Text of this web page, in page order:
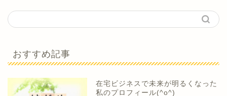
おすすめ記事
在宅ビジネスで未来が明るくなった
私のプロフィール(^o^)